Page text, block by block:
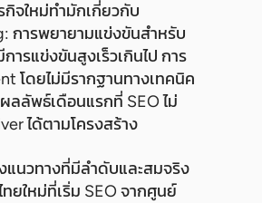
จใหม่ทำมักเกี่ยวกับ
การพยายามแข่งขันสำหรับ
ารแข่งขันสูงเร็วเกินไป การ
โดยไม่มีรากฐานทางเทคนิค
ลลัพธ์เดือนแรกที่ SEO ไม่
ได้ตามโครงสร้าง
แนวทางที่มีลำดับและสมจริง
ยใหม่ที่เริ่ม SEO จากศูนย์